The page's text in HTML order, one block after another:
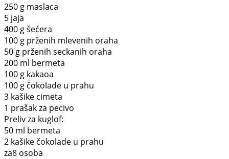
250 g maslaca
5 jaja
400 g šećera
100 g prženih mlevenih oraha
50 g prženih seckanih oraha
200 ml bermeta
100 g kakaoa
100 g čokolade u prahu
3 kašike cimeta
1 prašak za pecivo
Preliv za kuglof:
50 ml bermeta
2 kašike čokolade u prahu
za8 osoba